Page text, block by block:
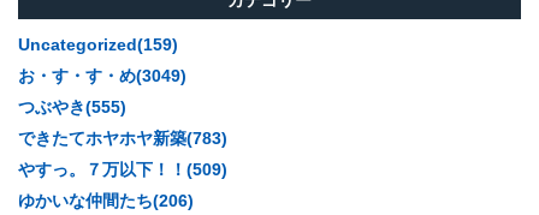
Uncategorized(159)
お・す・す・め(3049)
つぶやき(555)
できたてホヤホヤ新築(783)
やすっ。７万以下！！(509)
ゆかいな仲間たち(206)